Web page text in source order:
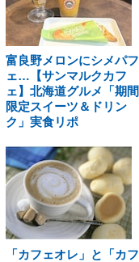
富良野メロンにシメパフ
ェ…【サンマルクカフ
ェ】北海道グルメ「期間
限定スイーツ＆ドリン
ク」実食リポ
「カフェオレ」と「カフ